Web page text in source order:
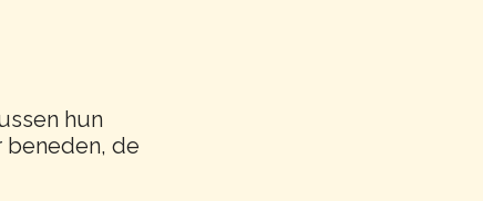
hun
beneden, de